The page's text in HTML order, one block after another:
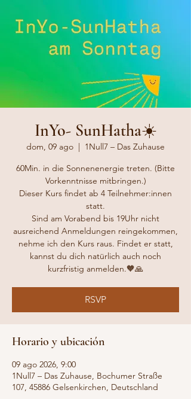
InYo- SunHatha☀️
dom, 09 ago
  |
1Null7 – Das Zuhause
60Min. in die Sonnenenergie treten. (Bitte
Vorkenntnisse mitbringen.)
Dieser Kurs findet ab 4 Teilnehmer:innen
statt.
Sind am Vorabend bis 19Uhr nicht
ausreichend Anmeldungen reingekommen,
nehme ich den Kurs raus. Findet er statt,
kannst du dich natürlich auch noch
RSVP
Horario y ubicación
09 ago 2026, 9:00
1Null7 – Das Zuhause, Bochumer Straße
107, 45886 Gelsenkirchen, Deutschland